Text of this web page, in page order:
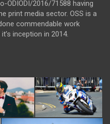
ODIODI/2016/71588 having
print media sector. OSS is a
commendable work
inception in 2014.